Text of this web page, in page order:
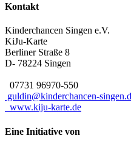
Kontakt
Kinderchancen Singen e.V.
KiJu-Karte
Berliner Straße 8
D- 78224 Singen
07731 96970-550
guldin@kinderchancen-
www.kiju-karte.de
Eine Initiative von